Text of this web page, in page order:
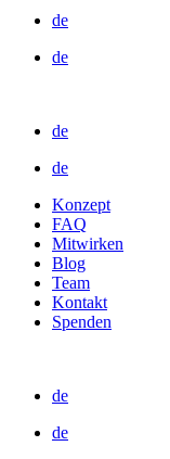
de
de
de
de
Konzept
FAQ
Mitwirken
Blog
Team
Kontakt
Spenden
de
de